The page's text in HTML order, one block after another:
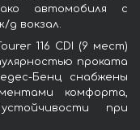
автомобиля с
вокзал.
116 CDI (9 мест)
проката
Бенц снабжены
комфорта,
при